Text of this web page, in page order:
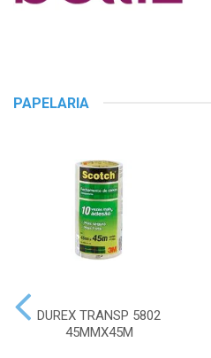
PAPELARIA
DUREX TRANSP 5802
45MMX45M